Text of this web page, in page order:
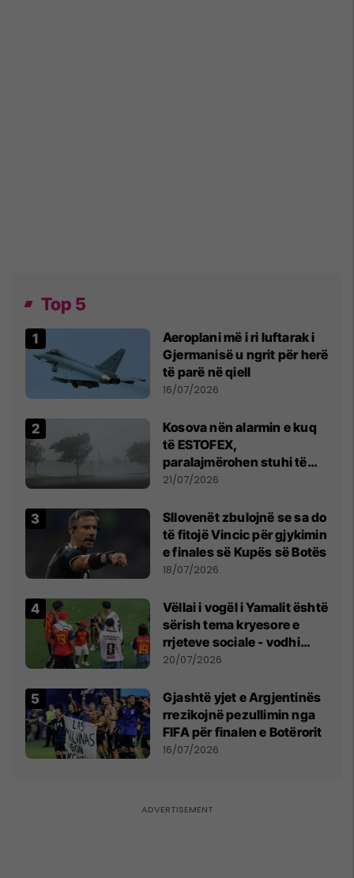
Top 5
Aeroplani më i ri luftarak i
Gjermanisë u ngrit për herë
të parë në qiell
16/07/2026
Kosova nën alarmin e kuq
të ESTOFEX,
paralajmërohen stuhi të
fuqishme me breshër dhe
21/07/2026
Sllovenët zbulojnë se sa do
të fitojë Vincic për gjykimin
e finales së Kupës së Botës
18/07/2026
Vëllai i vogël i Yamalit është
sërish tema kryesore e
rrjeteve sociale - vodhi
vëmendjen pas finales së
20/07/2026
Gjashtë yjet e Argjentinës
rrezikojnë pezullimin nga
FIFA për finalen e Botërorit
16/07/2026